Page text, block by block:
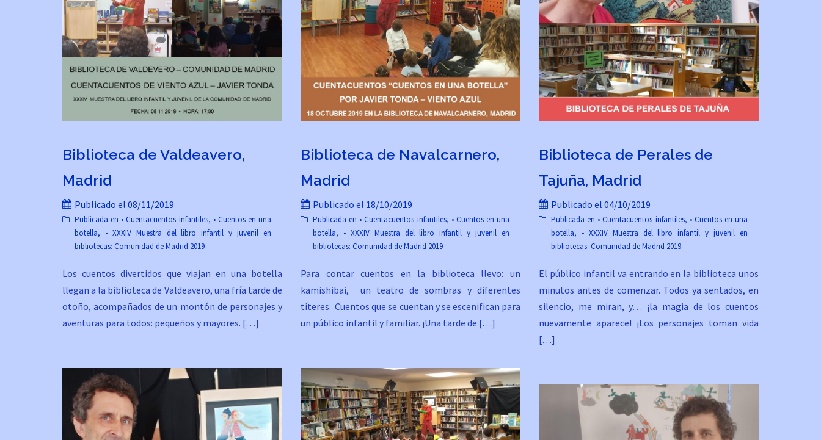
Biblioteca de Valdeavero,
Madrid
Publicado el 08/11/2019
Publicada en • Cuentacuentos infantiles, • Cuentos en una
botella, • XXXIV Muestra del libro infantil y juvenil en
bibliotecas: Comunidad de Madrid 2019
Los cuentos divertidos que viajan en una botella
llegan a la biblioteca de Valdeavero, una fría tarde de
otoño, acompañados de un montón de personajes y
aventuras para todos: pequeños y mayores. […]
Biblioteca de Navalcarnero,
Madrid
Publicado el 18/10/2019
Publicada en • Cuentacuentos infantiles, • Cuentos en una
botella, • XXXIV Muestra del libro infantil y juvenil en
bibliotecas: Comunidad de Madrid 2019
Para contar cuentos en la biblioteca llevo: un
kamishibai, un teatro de sombras y diferentes
títeres. Cuentos que se cuentan y se escenifican para
un público infantil y familiar. ¡Una tarde de […]
Biblioteca de Perales de
Tajuña, Madrid
Publicado el 04/10/2019
Publicada en • Cuentacuentos infantiles, • Cuentos en una
botella, • XXXIV Muestra del libro infantil y juvenil en
bibliotecas: Comunidad de Madrid 2019
El público infantil va entrando en la biblioteca unos
minutos antes de comenzar. Todos ya sentados, en
silencio, me miran, y… ¡la magia de los cuentos
nuevamente aparece! ¡Los personajes toman vida
[…]